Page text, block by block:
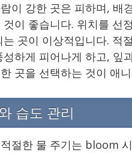
이 강한 곳은 피하며, 배
것이 좋습니다. 위치를 선
는 곳이 이상적입니다. 적
하게 피어나게 하고, 잎
곳을 선택하는 것이 애
습도 관리
절한 물 주기는 bloom